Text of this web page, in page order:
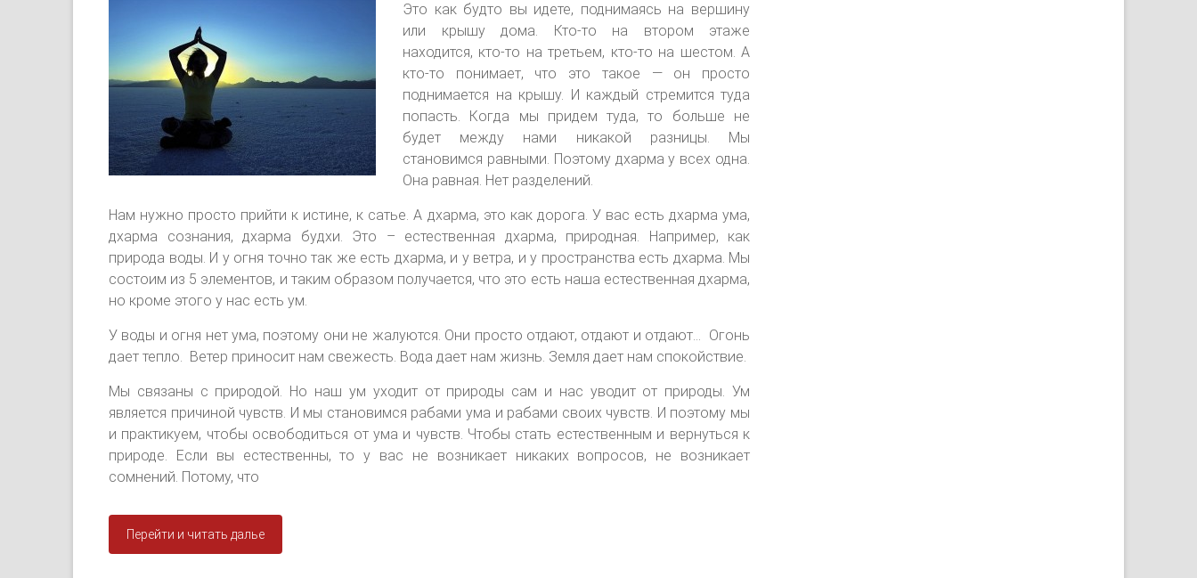
Это как будто вы идете, поднимаясь на вершину
или крышу дома. Кто-то на втором этаже
находится, кто-то на третьем, кто-то на шестом. А
кто-то понимает, что это такое — он просто
поднимается на крышу. И каждый стремится туда
попасть. Когда мы придем туда, то больше не
будет между нами никакой разницы. Мы
становимся равными. Поэтому дхарма у всех одна.
Она равная. Нет разделений.
Нам нужно просто прийти к истине, к сатье. А дхарма, это как дорога. У вас есть дхарма ума,
дхарма сознания, дхарма будхи. Это – естественная дхарма, природная. Например, как
природа воды. И у огня точно так же есть дхарма, и у ветра, и у пространства есть дхарма. Мы
состоим из 5 элементов, и таким образом получается, что это есть наша естественная дхарма,
но кроме этого у нас есть ум.
У воды и огня нет ума, поэтому они не жалуются. Они просто отдают, отдают и отдают… Огонь
дает тепло. Ветер приносит нам свежесть. Вода дает нам жизнь. Земля дает нам спокойствие.
Мы связаны с природой. Но наш ум уходит от природы сам и нас уводит от природы. Ум
является причиной чувств. И мы становимся рабами ума и рабами своих чувств. И поэтому мы
и практикуем, чтобы освободиться от ума и чувств. Чтобы стать естественным и вернуться к
природе. Если вы естественны, то у вас не возникает никаких вопросов, не возникает
сомнений. Потому, что
Перейти и читать далье